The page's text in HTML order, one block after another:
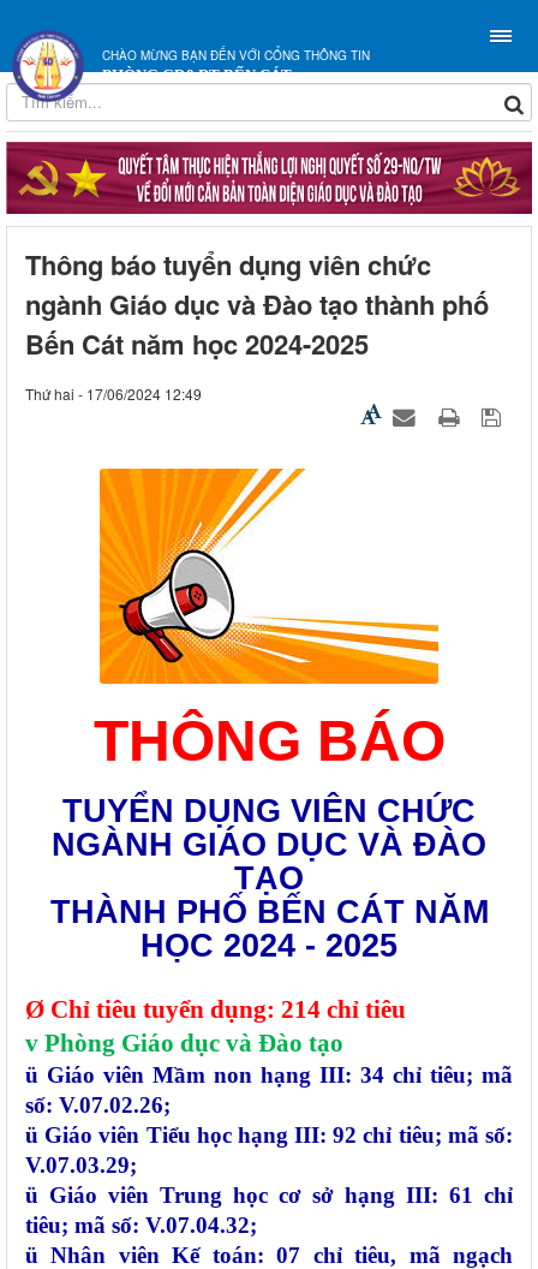
CHÀO MỪNG BẠN ĐẾN VỚI CỔNG THÔNG TIN
PHÒNG GD&ĐT BẾN CÁT
Thông báo tuyển dụng viên chức
ngành Giáo dục và Đào tạo thành phố
Bến Cát năm học 2024-2025
Thứ hai - 17/06/2024 12:49
THÔNG BÁO
TUYỂN DỤNG VIÊN CHỨC
NGÀNH GIÁO DỤC VÀ ĐÀO
TẠO
THÀNH PHỐ BẾN CÁT NĂM
HỌC 2024 - 2025
Ø Chỉ tiêu tuyển dụng: 214 chỉ tiêu
v Phòng Giáo dục và Đào tạo
ü Giáo viên Mầm non hạng III: 34 chỉ tiêu; mã
số: V.07.02.26;
ü Giáo viên Tiểu học hạng III: 92 chỉ tiêu; mã số:
V.07.03.29;
ü Giáo viên Trung học cơ sở hạng III: 61 chỉ
tiêu; mã số: V.07.04.32;
ü Nhân viên Kế toán: 07 chỉ tiêu, mã ngạch